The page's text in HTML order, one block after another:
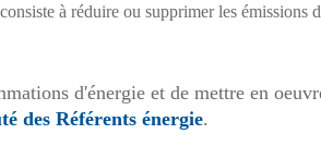
consiste à réduire ou supprimer les émissions
d'énergie et de mettre en
des Référents énergie.